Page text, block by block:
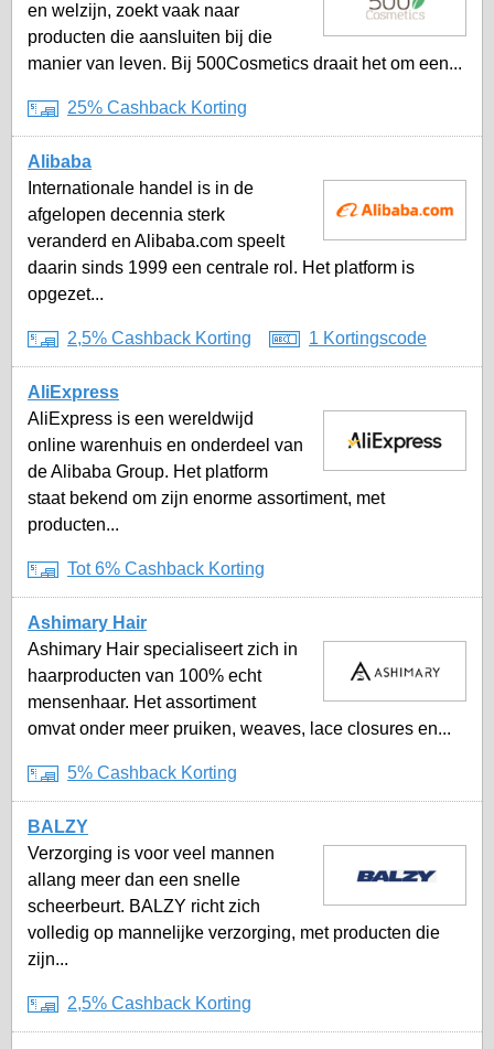
en welzijn, zoekt vaak naar
producten die aansluiten bij die
manier van leven. Bij 500Cosmetics draait het om een...
25% Cashback Korting
Alibaba
Internationale handel is in de
afgelopen decennia sterk
veranderd en Alibaba.com speelt
daarin sinds 1999 een centrale rol. Het platform is
opgezet...
2,5% Cashback Korting 1 Kortingscode
AliExpress
AliExpress is een wereldwijd
online warenhuis en onderdeel van
de Alibaba Group. Het platform
staat bekend om zijn enorme assortiment, met
producten...
Tot 6% Cashback Korting
Ashimary Hair
Ashimary Hair specialiseert zich in
haarproducten van 100% echt
mensenhaar. Het assortiment
omvat onder meer pruiken, weaves, lace closures en...
5% Cashback Korting
BALZY
Verzorging is voor veel mannen
allang meer dan een snelle
scheerbeurt. BALZY richt zich
volledig op mannelijke verzorging, met producten die
zijn...
2,5% Cashback Korting